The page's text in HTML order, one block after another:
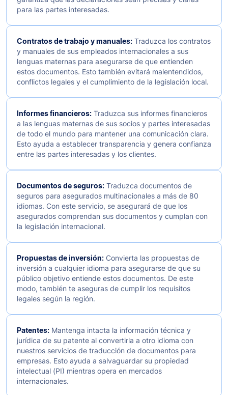
para las partes interesadas.
Contratos de trabajo y manuales: Traduzca los contratos
y manuales de sus empleados internacionales a sus
lenguas maternas para asegurarse de que entienden
estos documentos. Esto también evitará malentendidos,
conflictos legales y el cumplimiento de la legislación local.
Informes financieros: Traduzca sus informes financieros
a las lenguas maternas de sus socios y partes interesadas
de todo el mundo para mantener una comunicación clara.
Esto ayuda a establecer transparencia y genera confianza
entre las partes interesadas y los clientes.
Documentos de seguros: Traduzca documentos de
seguros para asegurados multinacionales a más de 80
idiomas. Con este servicio, se asegurará de que los
asegurados comprendan sus documentos y cumplan con
la legislación internacional.
Propuestas de inversión: Convierta las propuestas de
inversión a cualquier idioma para asegurarse de que su
público objetivo entiende estos documentos. De este
modo, también te aseguras de cumplir los requisitos
legales según la región.
Patentes: Mantenga intacta la información técnica y
jurídica de su patente al convertirla a otro idioma con
nuestros servicios de traducción de documentos para
empresas. Esto ayuda a salvaguardar su propiedad
intelectual (PI) mientras opera en mercados
internacionales.